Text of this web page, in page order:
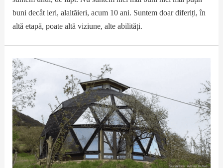
buni decât ieri, alaltăieri, acum 10 ani. Suntem doar diferiți, în
altă etapă, poate altă viziune, alte abilități.